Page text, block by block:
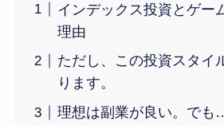
インデックス投資とゲー
理由
ただし、この投資スタイ
ります。
理想は副業が良い。で